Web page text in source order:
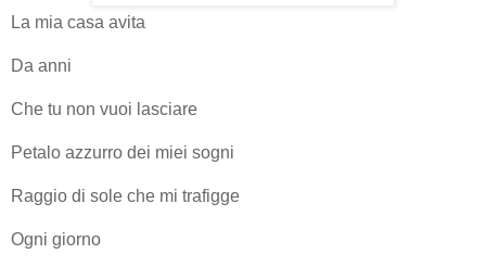
La mia casa avita
Da anni
Che tu non vuoi lasciare
Petalo azzurro dei miei sogni
Raggio di sole che mi trafigge
Ogni giorno